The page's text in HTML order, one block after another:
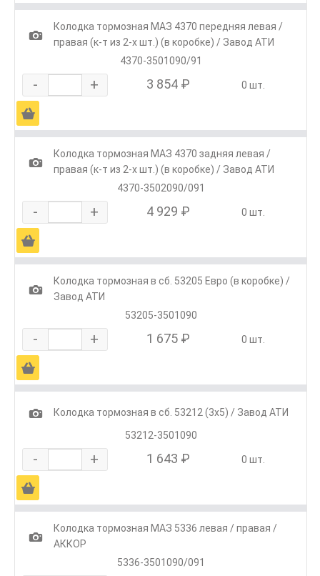
1
Колодка тормозная МАЗ 4370 передняя левая /
правая (к-т из 2-х шт.) (в коробке) / Завод АТИ
4370-3501090/91
- + 3 854 ₽ 0 шт.
Ä
1
Колодка тормозная МАЗ 4370 задняя левая /
правая (к-т из 2-х шт.) (в коробке) / Завод АТИ
4370-3502090/091
- + 4 929 ₽ 0 шт.
Ä
1
Колодка тормозная в сб. 53205 Евро (в коробке) /
Завод АТИ
53205-3501090
- + 1 675 ₽ 0 шт.
Ä
1
Колодка тормозная в сб. 53212 (3х5) / Завод АТИ
53212-3501090
- + 1 643 ₽ 0 шт.
Ä
1
Колодка тормозная МАЗ 5336 левая / правая /
АККОР
5336-3501090/091